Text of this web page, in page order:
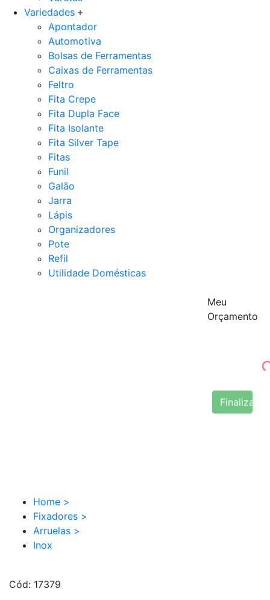
Variedades
Apontador
Automotiva
Bolsas de Ferramentas
Caixas de Ferramentas
Feltro
Fita Crepe
Fita Dupla Face
Fita Isolante
Fita Silver Tape
Fitas
Funil
Galão
Jarra
Lápis
Organizadores
Pote
Refil
Utilidade Domésticas
Meu
Orçamento
Finalizar
Home >
Fixadores >
Arruelas >
Inox
Cód: 17379